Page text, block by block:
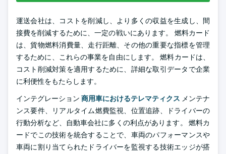
運送会社は、コストを削減し、より多くの収益を生成し、間
接費を削減するために、一定の戦いにあります。 燃料カード
は、貨物燃料消費量、走行距離、その他の重要な指標を管理
するために、これらの事業を自由にします。 燃料カードは、
コスト削減対策を適用するために、詳細な取引データで企業
に利便性をもたらします。
インテグレーション 商用車におけるテレマティクス メンテナ
ンス要件、リアルタイム燃費監視、位置追跡、ドライバーの
行動分析など、自動車会社に多くの利点があります。 燃料カ
ードでこの技術を統合することで、車両のパフォーマンスや
車両に割り当てられたドライバーを監視する技術エッジが搭